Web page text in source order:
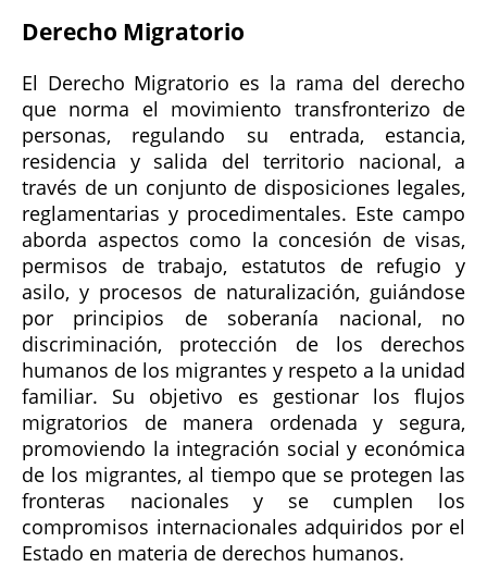
Derecho Migratorio
El Derecho Migratorio es la rama del derecho
que norma el movimiento transfronterizo de
personas, regulando su entrada, estancia,
residencia y salida del territorio nacional, a
través de un conjunto de disposiciones legales,
reglamentarias y procedimentales. Este campo
aborda aspectos como la concesión de visas,
permisos de trabajo, estatutos de refugio y
asilo, y procesos de naturalización, guiándose
por principios de soberanía nacional, no
discriminación, protección de los derechos
humanos de los migrantes y respeto a la unidad
familiar. Su objetivo es gestionar los flujos
migratorios de manera ordenada y segura,
promoviendo la integración social y económica
de los migrantes, al tiempo que se protegen las
fronteras nacionales y se cumplen los
compromisos internacionales adquiridos por el
Estado en materia de derechos humanos.